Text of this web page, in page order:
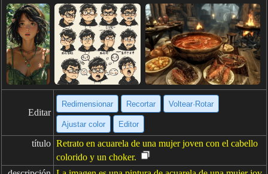
Editar
Redimensionar Recortar Voltear·Rotar
Ajustar color Editor
título Retrato en acuarela de una mujer joven con el cabello
colorido y un choker.